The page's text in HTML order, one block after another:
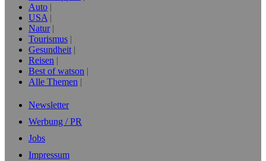
Auto
USA
Natur
Tourismus
Gesundheit
Reisen
Best of watson
Alle Themen
Newsletter
Werbung / PR
Jobs
Impressum